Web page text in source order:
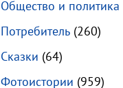
Общество и политика
Потребитель(260)
Сказки (64)
Фотоистории (959)